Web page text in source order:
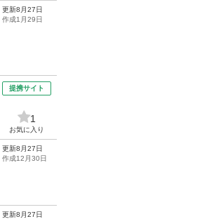
更新8月27日
作成1月29日
提携サイト
1
お気に入り
更新8月27日
作成12月30日
更新8月27日